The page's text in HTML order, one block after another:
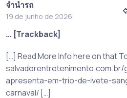
จำนำรถ
19 de junho de 2026
… [Trackback]
[…] Read More Info here on that
apresenta-em-trio-de-ivete-
carnaval/ […]